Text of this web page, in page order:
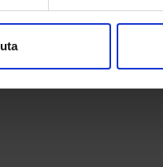
tuo consenso in qualsiasi
tuo utilizzo dei loro servizi.